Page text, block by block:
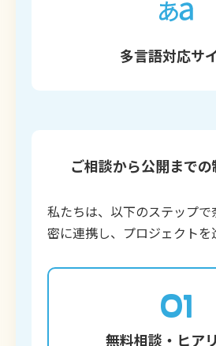
多言語対応サ
ご相談から公開まで
私たちは、以下のステップで
密に連携し、プロジェクトを
01
無料相談・ヒア